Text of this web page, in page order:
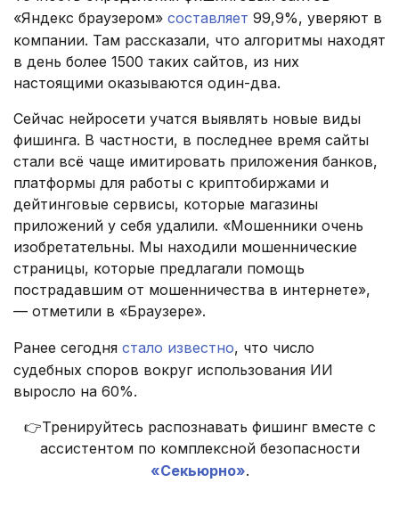
«Яндекс браузером» составляет 99,9%, уверяют в
компании. Там рассказали, что алгоритмы находят
в день более 1500 таких сайтов, из них
настоящими оказываются один-два.
Сейчас нейросети учатся выявлять новые виды
фишинга. В частности, в последнее время сайты
стали всё чаще имитировать приложения банков,
платформы для работы с криптобиржами и
дейтинговые сервисы, которые магазины
приложений у себя удалили. «Мошенники очень
изобретательны. Мы находили мошеннические
страницы, которые предлагали помощь
пострадавшим от мошенничества в интернете»,
— отметили в «Браузере».
Ранее сегодня стало известно, что число
судебных споров вокруг использования ИИ
выросло на 60%.
👉Тренируйтесь распознавать фишинг вместе с
ассистентом по комплексной безопасности
«Секьюрно».